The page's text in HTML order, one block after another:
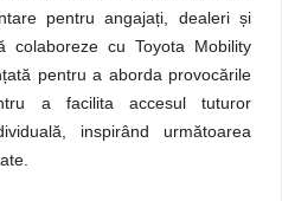
pentru angajați, dealeri și
colaboreze cu Toyota Mobility
pentru a aborda provocările
a facilita accesul tuturor
inspirând următoarea